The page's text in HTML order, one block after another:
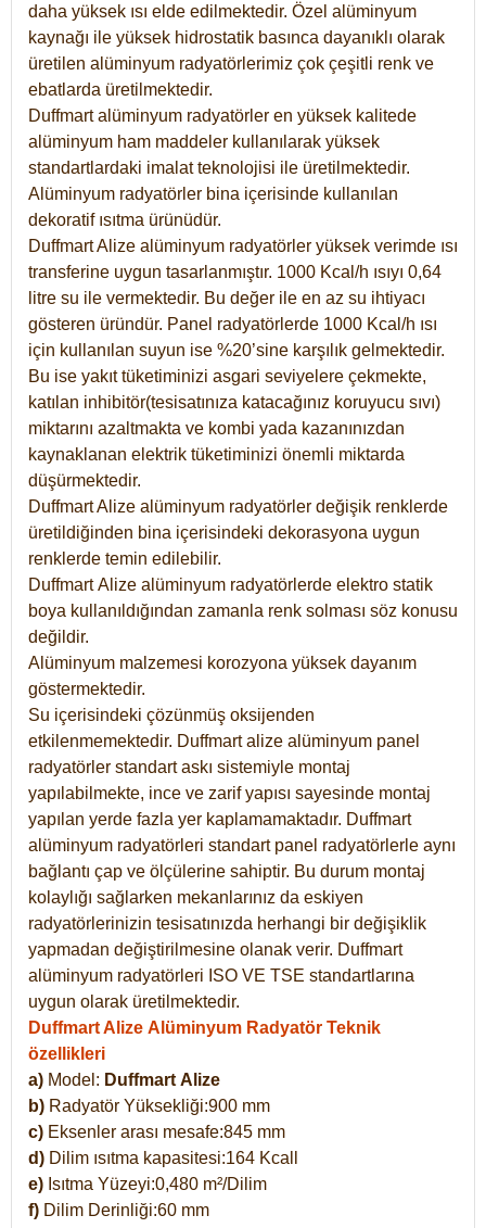
daha yüksek ısı elde edilmektedir. Özel alüminyum
kaynağı ile yüksek hidrostatik basınca dayanıklı olarak
üretilen alüminyum radyatörlerimiz çok çeşitli renk ve
ebatlarda üretilmektedir.
Duffmart alüminyum radyatörler en yüksek kalitede
alüminyum ham maddeler kullanılarak yüksek
standartlardaki imalat teknolojisi ile üretilmektedir.
Alüminyum radyatörler bina içerisinde kullanılan
dekoratif ısıtma ürünüdür.
Duffmart Alize alüminyum radyatörler yüksek verimde ısı
transferine uygun tasarlanmıştır. 1000 Kcal/h ısıyı 0,64
litre su ile vermektedir. Bu değer ile en az su ihtiyacı
gösteren üründür. Panel radyatörlerde 1000 Kcal/h ısı
için kullanılan suyun ise %20’sine karşılık gelmektedir.
Bu ise yakıt tüketiminizi asgari seviyelere çekmekte,
katılan inhibitör(tesisatınıza katacağınız koruyucu sıvı)
miktarını azaltmakta ve kombi yada kazanınızdan
kaynaklanan elektrik tüketiminizi önemli miktarda
düşürmektedir.
Duffmart Alize alüminyum radyatörler değişik renklerde
üretildiğinden bina içerisindeki dekorasyona uygun
renklerde temin edilebilir.
DuffmartAlize alüminyum radyatörlerde elektro statik
boya kullanıldığından zamanla renk solması söz konusu
değildir.
Alüminyum malzemesi korozyona yüksek dayanım
göstermektedir.
Su içerisindeki çözünmüş oksijenden
etkilenmemektedir. Duffmart alize alüminyum panel
radyatörler standart askı sistemiyle montaj
yapılabilmekte, ince ve zarif yapısı sayesinde montaj
yapılan yerde fazla yer kaplamamaktadır. Duffmart
alüminyum radyatörleri standart panel radyatörlerle aynı
bağlantı çap ve ölçülerine sahiptir. Bu durum montaj
kolaylığı sağlarken mekanlarınız da eskiyen
radyatörlerinizin tesisatınızda herhangi bir değişiklik
yapmadan değiştirilmesine olanak verir. Duffmart
alüminyum radyatörleri ISO VE TSE standartlarına
uygun olarak üretilmektedir.
Duffmart Alize Alüminyum Radyatör Teknik
özellikleri
a) Model: Duffmart Alize
b) Radyatör Yüksekliği:900 mm
c) Eksenler arası mesafe:845 mm
d) Dilim ısıtma kapasitesi:164 Kcall
e) Isıtma Yüzeyi:0,480 m²/Dilim
f) Dilim Derinliği:60 mm